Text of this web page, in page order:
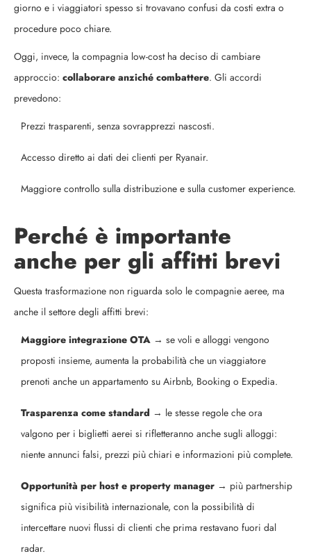
giorno e i viaggiatori spesso si trovavano confusi da costi extra o
procedure poco chiare.
Oggi, invece, la compagnia low-cost ha deciso di cambiare
approccio: collaborare anziché combattere. Gli accordi
prevedono:
Prezzi trasparenti, senza sovrapprezzi nascosti.
Accesso diretto ai dati dei clienti per Ryanair.
Maggiore controllo sulla distribuzione e sulla customer experience.
Perché è importante
anche per gli affitti brevi
Questa trasformazione non riguarda solo le compagnie aeree, ma
anche il settore degli affitti brevi:
Maggiore integrazione OTA → se voli e alloggi vengono
proposti insieme, aumenta la probabilità che un viaggiatore
prenoti anche un appartamento su Airbnb, Booking o Expedia.
Trasparenza come standard → le stesse regole che ora
valgono per i biglietti aerei si rifletteranno anche sugli alloggi:
niente annunci falsi, prezzi più chiari e informazioni più complete.
Opportunità per host e property manager → più partnership
significa più visibilità internazionale, con la possibilità di
intercettare nuovi flussi di clienti che prima restavano fuori dal
radar.